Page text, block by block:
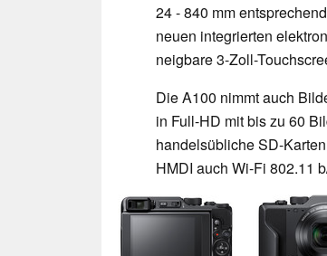
24 - 840 mm
neuen integrierten
neigbare 3-Zoll-
Die A100 nimmt auch
in Full-HD mit bis zu 60
handelsübliche SD-
HMDI auch Wi-Fi 802.11